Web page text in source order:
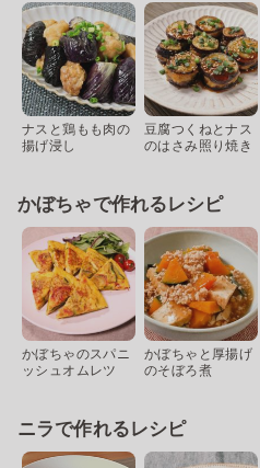
ナスと鶏もも肉の
揚げ浸し
豆腐つくねとナス
のはさみ照り焼き
かぼちゃで作れるレシピ
かぼちゃのスパニ
ッシュオムレツ
かぼちゃと厚揚げ
のそぼろ煮
ニラで作れるレシピ